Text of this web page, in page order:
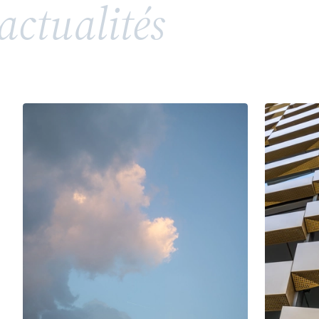
répandue, soulève toutefois des enjeux juridiques
complexes en matière de propriété intellectuelle
même famille, l’utilisation d’un patronyme comme